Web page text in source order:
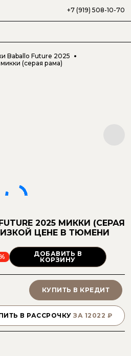
+7 (919) 508-10-70
Baballo Future 2025
(серая рама)
2025 МИККИ (СЕРАЯ
ЦЕНЕ В ТЮМЕНИ
ДОБАВИТЬ В
КОРЗИНУ
КУПИТЬ В КРЕДИТ
В РАССРОЧКУ ЗА 12022 ₽